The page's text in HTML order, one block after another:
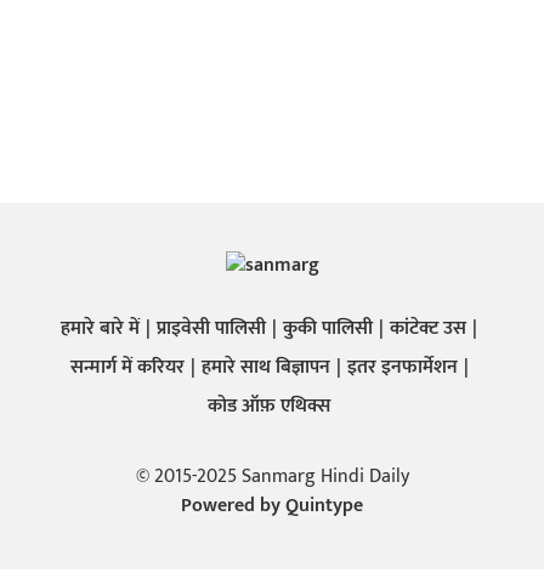
हमारे बारे में प्राइवेसी पालिसी कुकी पालिसी कांटेक्ट उस
सन्मार्ग में करियर हमारे साथ बिज्ञापन इतर इनफार्मेशन
कोड ऑफ़ एथिक्स
© 2015-2025 Sanmarg Hindi Daily
Powered byQuintype